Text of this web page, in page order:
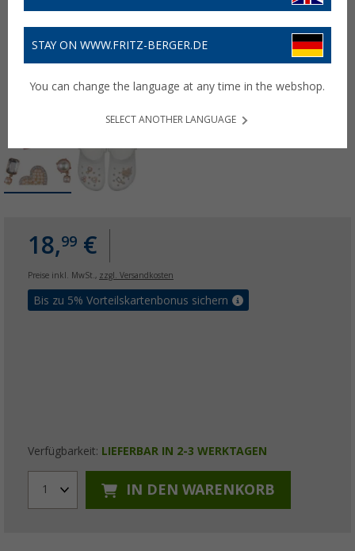
18,99 €
Preise inkl. MwSt., zzgl. Versandkosten
Bis zu 5% Vorteilskartenbonus sichern
Verfügbarkeit: LIEFERBAR IN 2-3 WERKTAGEN
1 IN DEN WARENKORB
STAY ON WWW.FRITZ-BERGER.DE
You can change the language at any time in the webshop.
SELECT ANOTHER LANGUAGE